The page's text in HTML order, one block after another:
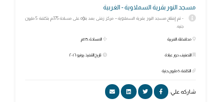
مسجد النور بقرية السملاوية - الغربية
- تم إفتتاح مسجد النور بقرية السملاوية – مركز زفتى بعد بناؤه على مساحة 375م بتكلفة 5 مليون
جنيه.
محافظة: الغربية
التصنيف: دور عبادة
التكلفة: 5 مليون جنية
المساحة: 375م
تاريخ التنفيذ: يونيو ٢٠١٦
شاركه علي: